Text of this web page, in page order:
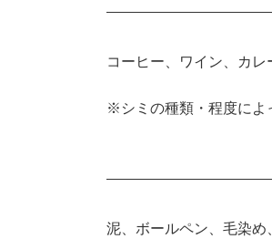
コーヒー、ワイン、カ
※シミの種類・程度によ
泥、ボールペン、毛染め